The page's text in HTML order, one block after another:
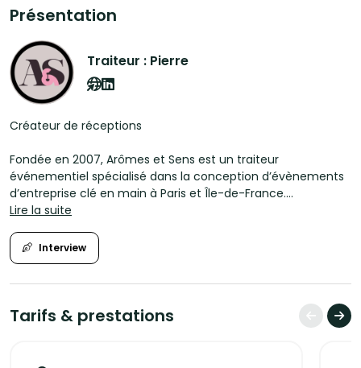
Présentation
Traiteur : Pierre
Créateur de réceptions
Fondée en 2007, Arômes et Sens est un traiteur
événementiel spécialisé dans la conception d’évènements
d’entreprise clé en main à Paris et Île-de-France.
conçues dans nos ateliers à Sèvres, avec de produits frais.
avec des saveurs de saison.
la décoration afin de créer une harmonie avec les mets et
Lire la suite
Interview
Tarifs & prestations